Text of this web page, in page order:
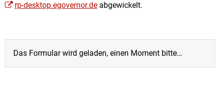
rp-desktop.egovernor.de abgewickelt.
Das Formular wird geladen, einen Moment bitte…